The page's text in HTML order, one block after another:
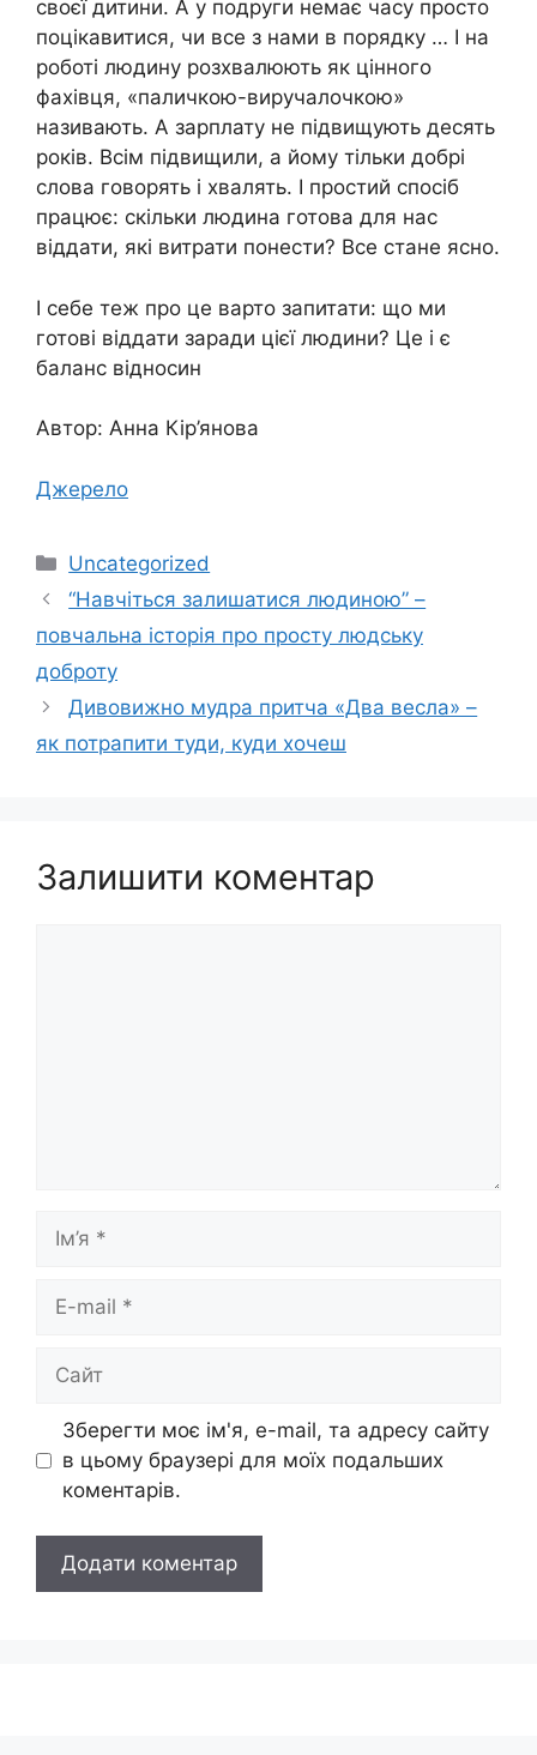
своєї дитини. А у подруги немає часу просто
поцікавитися, чи все з нами в порядку … І на
роботі людину розхвалюють як цінного
фахівця, «паличкою-виручалочкою»
називають. А зарплату не підвищують десять
років. Всім підвищили, а йому тільки добрі
слова говорять і хвалять. І простий спосіб
працює: скільки людина готова для нас
віддати, які витрати понести? Все стане ясно.
І себе теж про це варто запитати: що ми
готові віддати заради цієї людини? Це і є
баланс відносин
Автор: Анна Кір’янова
Джерело
Категорії
Uncategorized
“Навчіться залишатися людиною” –
повчальна історія про просту людську
доброту
Дивовижно мудра притча «Два весла» –
як потрапити туди, куди хочеш
Залишити коментар
mail
Зберегти моє ім'я, e-mail, та адресу сайту
в цьому браузері для моїх подальших
коментарів.